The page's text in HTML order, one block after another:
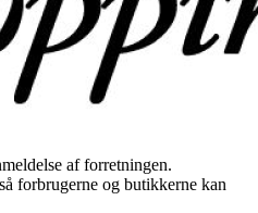
af forretningen.
forbrugerne og butikkerne kan